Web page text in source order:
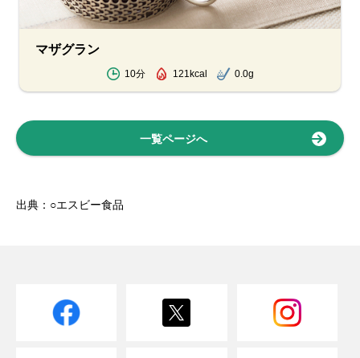
マザグラン
10分 121kcal 0.0g
一覧ページへ
出典：○エスビー食品